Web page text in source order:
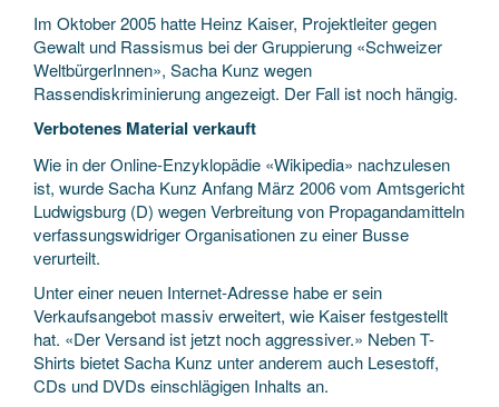
Im Oktober 2005 hatte Heinz Kaiser, Projektleiter gegen
Gewalt und Rassismus bei der Gruppierung «Schweizer
WeltbürgerInnen», Sacha Kunz wegen
Rassendiskriminierung angezeigt. Der Fall ist noch hängig.
Verbotenes Material verkauft
Wie in der Online-Enzyklopädie «Wikipedia» nachzulesen
ist, wurde Sacha Kunz Anfang März 2006 vom Amtsgericht
Ludwigsburg (D) wegen Verbreitung von Propagandamitteln
verfassungswidriger Organisationen zu einer Busse
verurteilt.
Unter einer neuen Internet-Adresse habe er sein
Verkaufsangebot massiv erweitert, wie Kaiser festgestellt
hat. «Der Versand ist jetzt noch aggressiver.» Neben T-
Shirts bietet Sacha Kunz unter anderem auch Lesestoff,
CDs und DVDs einschlägigen Inhalts an.